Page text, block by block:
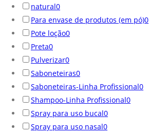
natural0
Para envase de produtos (em pó)0
Pote loção0
Preta0
Pulverizar0
Saboneteiras0
Saboneteiras-Linha Profissional0
Shampoo-Linha Profissional0
Spray para uso bucal0
Spray para uso nasal0